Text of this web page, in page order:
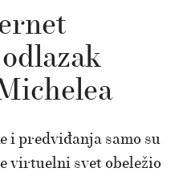
predviđanja samo su
virtuelni svet obeležio